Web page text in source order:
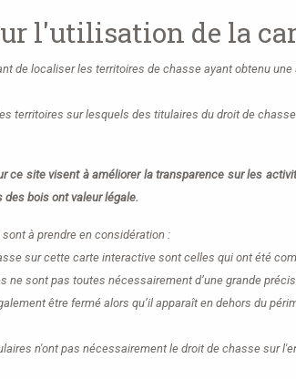
l'utilisation de la
de localiser les territoires de chasse ayant obtenu
territoires sur lesquels des titulaires du droit de
ce site visent à améliorer la transparence sur les
bois ont valeur légale.
sont à prendre en considération :
sur cette carte interactive sont celles qui ont été
ne sont pas toutes nécessairement d’une grande
être fermé alors qu’il apparaît en dehors du
n'ont pas nécessairement le droit de chasse sur